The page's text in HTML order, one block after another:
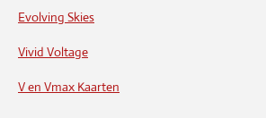
Evolving Skies
Vivid Voltage
V en Vmax Kaarten